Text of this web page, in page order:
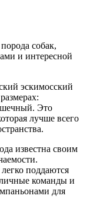
собак,
и интересной
эскимосский
Это
лучше всего
известна своим
поддаются
команды и
для